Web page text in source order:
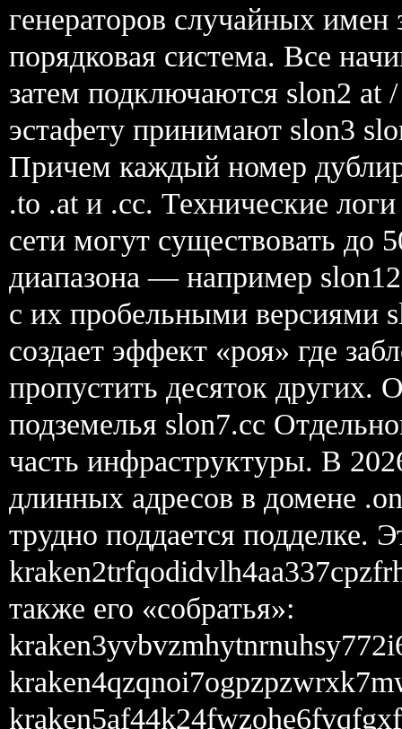
генераторов случайных имен
порядковая система. Все
затем подключаются slon2 at
эстафету принимают slon3
Причем каждый номер
.to .at и .cc. Технические
сети могут существовать до
диапазона — например
с их пробельными версиями
создает эффект «роя» где
пропустить десяток других.
подземелья slon7.cc
часть инфраструктуры. В
длинных адресов в домене
трудно поддается подделке.
также его «собратья»: